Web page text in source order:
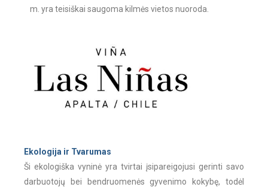
m. yra teisiškai saugoma kilmės vietos nuoroda.
Ekologija ir Tvarumas
Ši ekologiška vyninė yra tvirtai įsipareigojusi gerinti savo
darbuotojų bei bendruomenės gyvenimo kokybę, todėl